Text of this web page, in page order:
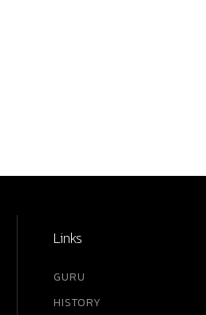
Links
GURU
HISTORY